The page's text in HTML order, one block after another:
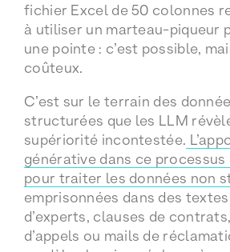
fichier Excel de 50 colonnes
à utiliser un marteau-piqueur
une pointe : c’est possible,
coûteux.
C’est sur le terrain des
structurées que les LLM
supériorité incontestée.
générative dans ce
pour traiter les données non
emprisonnées dans des
d’experts, clauses de
d’appels ou mails de